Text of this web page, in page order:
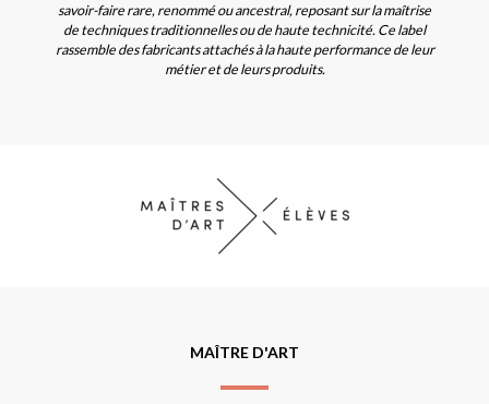
savoir-faire rare, renommé ou ancestral, reposant sur la maîtrise
de techniques traditionnelles ou de haute technicité. Ce label
rassemble des fabricants attachés à la haute performance de leur
métier et de leurs produits.
MAÎTRE D'ART